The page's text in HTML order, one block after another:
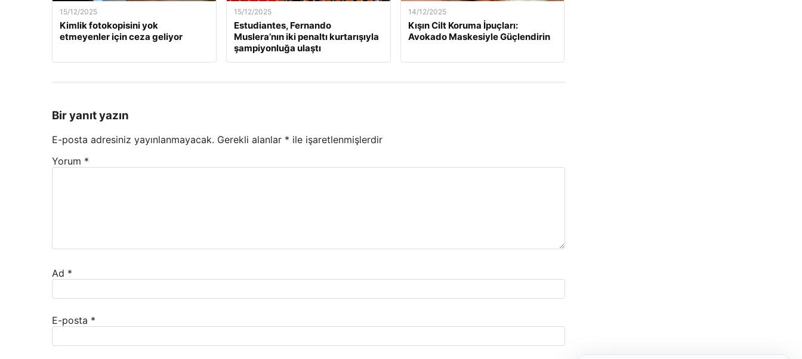
15/12/2025
Kimlik fotokopisini yok
etmeyenler için ceza geliyor
15/12/2025
Estudiantes, Fernando
Muslera’nın iki penaltı kurtarışıyla
şampiyonluğa ulaştı
14/12/2025
Kışın Cilt Koruma İpuçları:
Avokado Maskesiyle Güçlendirin
Bir yanıt yazın
E-posta adresiniz yayınlanmayacak. Gerekli alanlar * ile işaretlenmişlerdir
Yorum *
Ad *
E-posta *